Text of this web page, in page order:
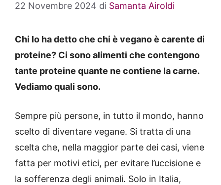
22 Novembre 2024 di Samanta Airoldi
Chi lo ha detto che chi è vegano è carente di
proteine? Ci sono alimenti che contengono
tante proteine quante ne contiene la carne.
Vediamo quali sono.
Sempre più persone, in tutto il mondo, hanno
scelto di diventare vegane. Si tratta di una
scelta che, nella maggior parte dei casi, viene
fatta per motivi etici, per evitare l’uccisione e
la sofferenza degli animali. Solo in Italia,